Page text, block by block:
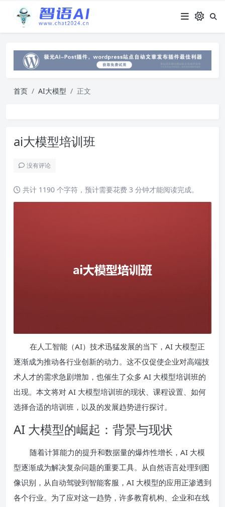
首页 AI大模型 正文
ai大模型培训班
没有评论
共计 1190 个字符，预计需要花费 3 分钟才能阅读完成。
在人工智能（AI）技术迅猛发展的当下，AI 大模型正
逐渐成为推动各行业创新的动力。这不仅促使企业对高端技
术人才的需求急剧增加，也催生了众多 AI 大模型培训班的
出现。本文将对 AI 大模型培训班的现状、课程设置、如何
选择合适的培训班，以及的发展趋势进行探讨。
AI 大模型的崛起：背景与现状
随着计算能力的提升和数据量的爆炸性增长，AI 大模
型逐渐成为解决复杂问题的重要工具。从自然语言处理到图
像识别，从自动驾驶到智能客服，AI 大模型的应用正渗透到
各个行业。为了应对这一趋势，许多教育机构、企业和在线